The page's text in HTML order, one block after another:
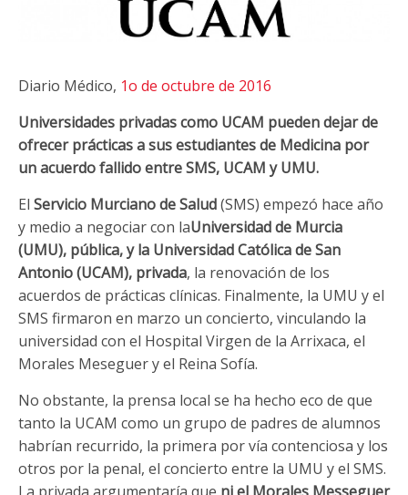
Diario Médico, 1o de octubre de 2016
Universidades privadas como UCAM pueden dejar de
ofrecer prácticas a sus estudiantes de Medicina por
un acuerdo fallido entre SMS, UCAM y UMU.
El Servicio Murciano de Salud(SMS) empezó hace año
y medio a negociar con laUniversidad de Murcia
(UMU), pública, y la Universidad Católica de San
Antonio (UCAM), privada, la renovación de los
acuerdos de prácticas clínicas. Finalmente, la UMU y el
SMS firmaron en marzo un concierto, vinculando la
universidad con el Hospital Virgen de la Arrixaca, el
Morales Meseguer y el Reina Sofía.
No obstante, la prensa local se ha hecho eco de que
tanto la UCAM como un grupo de padres de alumnos
habrían recurrido, la primera por vía contenciosa y los
otros por la penal, el concierto entre la UMU y el SMS.